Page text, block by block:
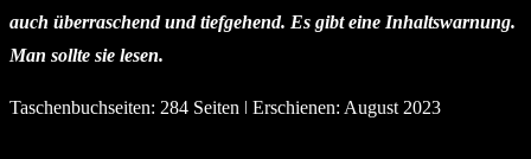
auch überraschend und tiefgehend. Es gibt eine Inhaltswarnung.
Man sollte sie lesen.
Taschenbuchseiten: 284 Seiten ǀ Erschienen: August 2023